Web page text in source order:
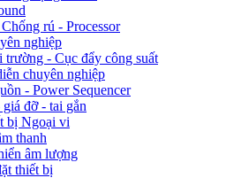
rú - Processor
nghiệp
- Cục đẩy công suất
chuyên nghiệp
- Power Sequencer
đỡ - tai gắn
bị Ngoại vi
thanh
âm lượng
thiết bị